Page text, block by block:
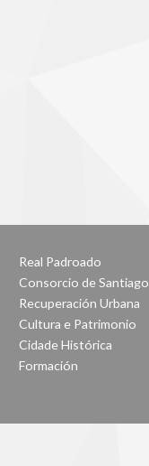
Real Padroado
Consorcio de Santiago
Recuperación Urbana
Cultura e Patrimonio
Cidade Histórica
Formación